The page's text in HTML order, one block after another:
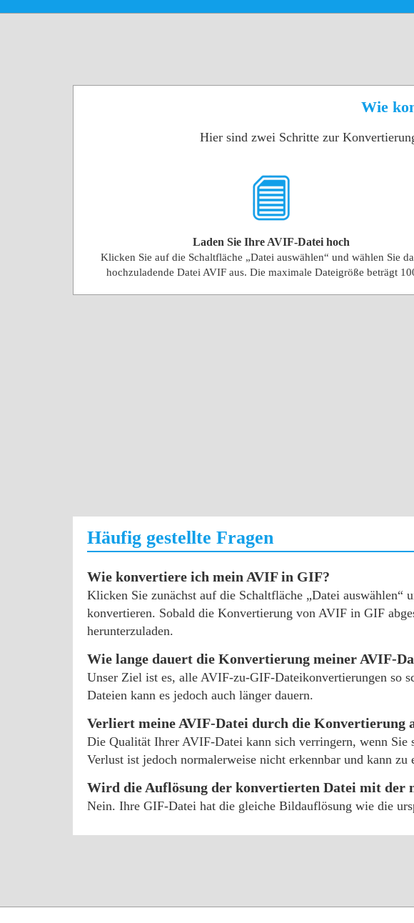
Wie
Hier sind zwei Schritte zur
Laden Sie Ihre AVIF-Datei hoch
Klicken Sie auf die Schaltfläche „Datei auswählen“ und wählen Sie
hochzuladende Datei AVIF aus. Die maximale Dateigröße beträgt
Häufig gestellte Fragen
Wie konvertiere ich mein AVIF in GIF?
Klicken Sie zunächst auf die Schaltfläche „Datei
konvertieren. Sobald die Konvertierung von AVIF in GIF
herunterzuladen.
Wie lange dauert die Konvertierung meiner AVIF-
Unser Ziel ist es, alle AVIF-zu-GIF-Dateikonvertierungen so
Dateien kann es jedoch auch länger dauern.
Verliert meine AVIF-Datei durch die Konvertierung
Die Qualität Ihrer AVIF-Datei kann sich verringern, wenn
Verlust ist jedoch normalerweise nicht erkennbar und kann
Wird die Auflösung der konvertierten Datei mit der
Nein. Ihre GIF-Datei hat die gleiche Bildauflösung wie die